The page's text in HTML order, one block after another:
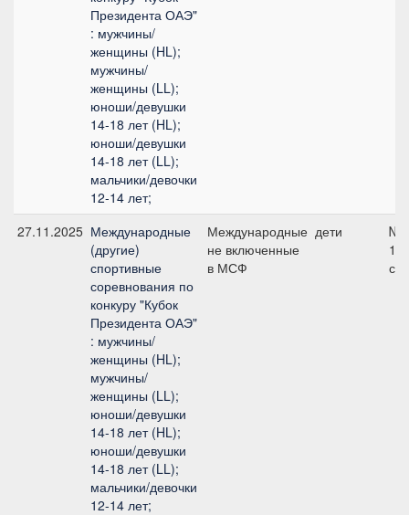
Президента ОАЭ"
: мужчины/
женщины (HL);
мужчины/
женщины (LL);
юноши/девушки
14-18 лет (HL);
юноши/девушки
14-18 лет (LL);
мальчики/девочки
12-14 лет;
27.11.2025 Международные
(другие)
спортивные
соревнования по
конкуру "Кубок
Президента ОАЭ"
: мужчины/
женщины (HL);
мужчины/
женщины (LL);
юноши/девушки
14-18 лет (HL);
юноши/девушки
14-18 лет (LL);
мальчики/девочки
12-14 лет;
Международные
не включенные
в МСФ
дети
см